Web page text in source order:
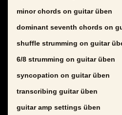
minor chords on guitar üben
dominant seventh chords on
shuffle strumming on guitar
6/8 strumming on guitar üben
syncopation on guitar üben
transcribing guitar üben
guitar amp settings üben